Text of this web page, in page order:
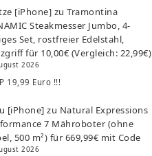
[iPhone] zuTramontina
Steakmesser Jumbo, 4-
Set, rostfreier Edelstahl,
für 10,00€ (Vergleich: 22,99€)
2026
19,99 Euro !!!
[iPhone] zu Natural Expressions
7 Mähroboter (ohne
500 m²) für 669,99€ mit Code
2026